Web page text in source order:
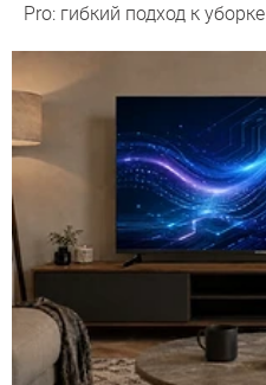
Pro: гибкий подход к уборке